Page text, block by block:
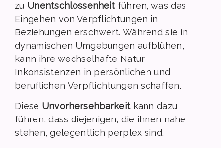
zu Unentschlossenheitführen, was das
Eingehen von Verpflichtungen in
Beziehungen erschwert. Während sie in
dynamischen Umgebungen aufblühen,
kann ihre wechselhafte Natur
Inkonsistenzen in persönlichen und
beruflichen Verpflichtungen schaffen.
Diese Unvorhersehbarkeitkann dazu
führen, dass diejenigen, die ihnen nahe
stehen, gelegentlich perplex sind.